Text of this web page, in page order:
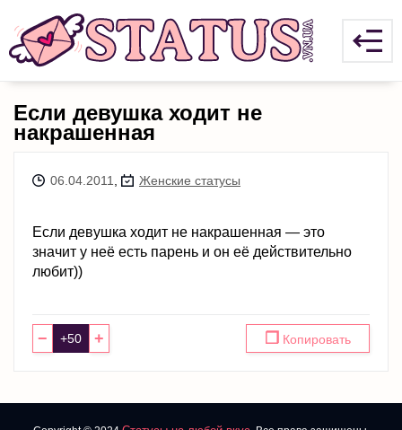
Если девушка ходит не
накрашенная
06.04.2011 Женские статусы
Если девушка ходит не накрашенная — это
значит у неё есть парень и он её действительно
любит))
− + ❐ Копировать